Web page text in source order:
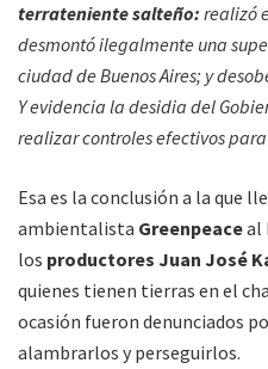
terrateniente salteño: realizó
desmontó ilegalmente una
ciudad de Buenos Aires; y
Y evidencia la desidia del
realizar controles efectivos
Esa es la conclusión a la que
ambientalista Greenpeaceal
los productores Juan José
quienes tienen tierras en el
ocasión fueron denunciados
alambrarlos y perseguirlos.